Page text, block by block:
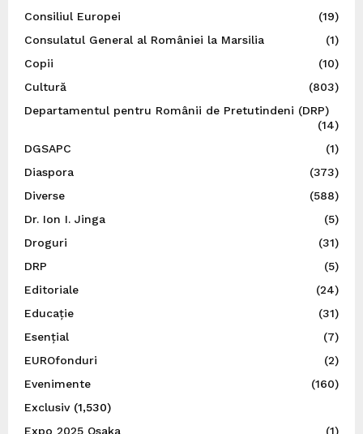
Consiliul Europei
(19)
Consulatul General al României la Marsilia
(1)
Copii
(10)
Cultură
(803)
Departamentul pentru Românii de Pretutindeni (DRP)
(14)
DGSAPC
(1)
Diaspora
(373)
Diverse
(588)
Dr. Ion I. Jinga
(5)
Droguri
(31)
DRP
(5)
Editoriale
(24)
Educație
(31)
Esențial
(7)
EUROfonduri
(2)
Evenimente
(160)
Exclusiv(1,530)
Expo 2025 Osaka
(1)